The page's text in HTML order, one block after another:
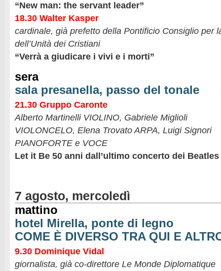
“New man: the servant leader”
18.30 Walter Kasper
cardinale, già prefetto della Pontificio Consiglio per
dell’Unità dei Cristiani
“Verrà a giudicare i vivi e i morti”
sera
sala presanella, passo del tonale
21.30 Gruppo Caronte
Alberto Martinelli VIOLINO, Gabriele Miglioli
VIOLONCELO, Elena Trovato ARPA, Luigi Signori
PIANOFORTE e VOCE
Let it Be 50 anni dall’ultimo concerto dei Beatles
7 agosto, mercoledì
mattino
hotel Mirella, ponte di legno
COME È DIVERSO TRA QUI E
9.30 Dominique Vidal
giornalista, già co-direttore Le Monde Diplomatique